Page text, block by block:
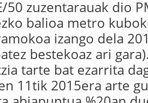
50 zuzentarauak dio
balioa metro
izango dela
bestekoaz ari
tarte bat ezarrita
11tik 2015era arte